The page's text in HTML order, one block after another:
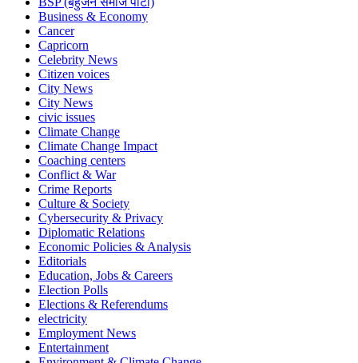
Business & Economy
Cancer
Capricorn
Celebrity News
Citizen voices
City News
City News
civic issues
Climate Change
Climate Change Impact
Coaching centers
Conflict & War
Crime Reports
Culture & Society
Cybersecurity & Privacy
Diplomatic Relations
Economic Policies & Analysis
Editorials
Education, Jobs & Careers
Election Polls
Elections & Referendums
electricity
Employment News
Entertainment